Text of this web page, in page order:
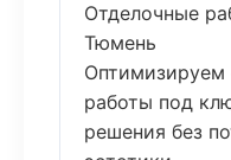
Отделочные
Тюмень
Оптимизируем
работы под
решения без